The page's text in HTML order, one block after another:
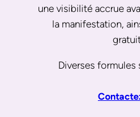
une visibilité accrue
la manifestation,
Diverses